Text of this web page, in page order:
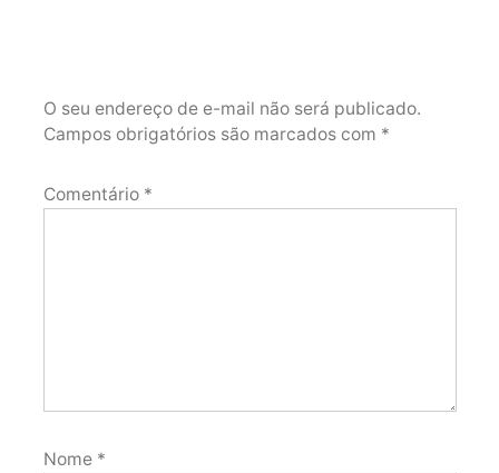
O seu endereço de e-mail não será publicado.
Campos obrigatórios são marcados com *
Comentário *
Nome *